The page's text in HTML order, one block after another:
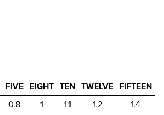
FIVE EIGHT TEN TWELVE
FIFTEEN
0.8 1 1.1 1.2 1.4